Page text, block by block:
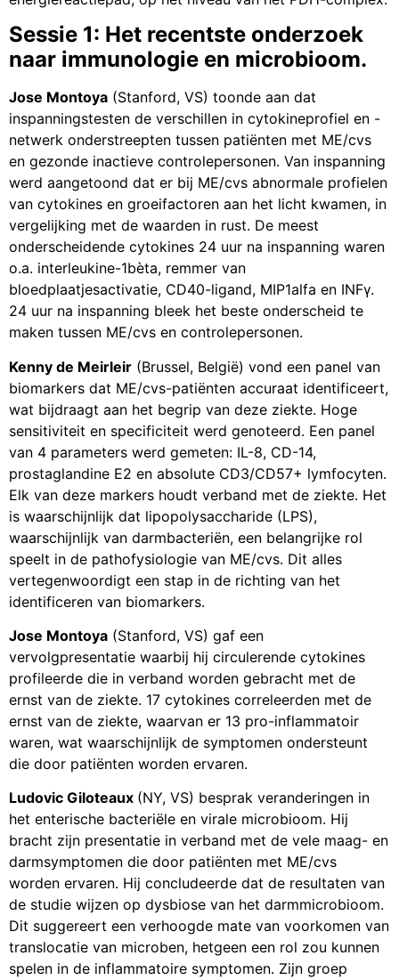
Sessie 1: Het recentste onderzoek
naar immunologie en microbioom.
Jose Montoya (Stanford, VS) toonde aan dat
inspanningstesten de verschillen in cytokineprofiel en -
netwerk onderstreepten tussen patiënten met ME/cvs
en gezonde inactieve controlepersonen. Van inspanning
werd aangetoond dat er bij ME/cvs abnormale profielen
van cytokines en groeifactoren aan het licht kwamen, in
vergelijking met de waarden in rust. De meest
onderscheidende cytokines 24 uur na inspanning waren
o.a. interleukine-1bèta, remmer van
bloedplaatjesactivatie, CD40-ligand, MIP1alfa en INFγ.
24 uur na inspanning bleek het beste onderscheid te
maken tussen ME/cvs en controlepersonen.
Kenny de Meirleir (Brussel, België) vond een panel van
biomarkers dat ME/cvs-patiënten accuraat identificeert,
wat bijdraagt aan het begrip van deze ziekte. Hoge
sensitiviteit en specificiteit werd genoteerd. Een panel
van 4 parameters werd gemeten: IL-8, CD-14,
prostaglandine E2 en absolute CD3/CD57+ lymfocyten.
Elk van deze markers houdt verband met de ziekte. Het
is waarschijnlijk dat lipopolysaccharide (LPS),
waarschijnlijk van darmbacteriën, een belangrijke rol
speelt in de pathofysiologie van ME/cvs. Dit alles
vertegenwoordigt een stap in de richting van het
identificeren van biomarkers.
Jose Montoya (Stanford, VS) gaf een
vervolgpresentatie waarbij hij circulerende cytokines
profileerde die in verband worden gebracht met de
ernst van de ziekte. 17 cytokines correleerden met de
ernst van de ziekte, waarvan er 13 pro-inflammatoir
waren, wat waarschijnlijk de symptomen ondersteunt
die door patiënten worden ervaren.
Ludovic Giloteaux (NY, VS) besprak veranderingen in
het enterische bacteriële en virale microbioom. Hij
bracht zijn presentatie in verband met de vele maag- en
darmsymptomen die door patiënten met ME/cvs
worden ervaren. Hij concludeerde dat de resultaten van
de studie wijzen op dysbiose van het darmmicrobioom.
Dit suggereert een verhoogde mate van voorkomen van
translocatie van microben, hetgeen een rol zou kunnen
spelen in de inflammatoire symptomen. Zijn groep